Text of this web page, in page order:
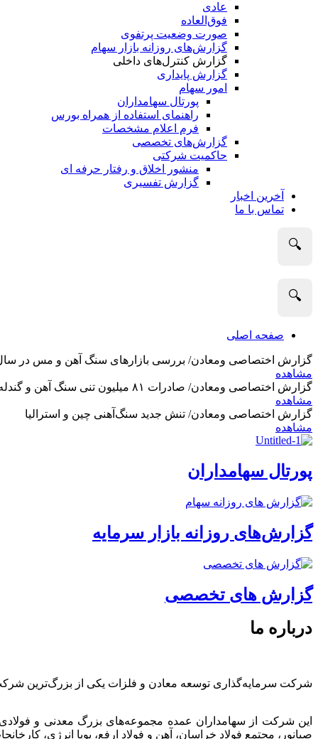
عادی
فوق‌العاده
صورت وضعیت پرتفوی
گزارش‌های روزانه بازار سهام
گزارش کنترل‌های داخلی
گزارش پایداری
امور سهام
پورتال سهامداران
راهنمای استفاده از همراه بورس
فرم اعلام مشخصات
گزارش‌های تخصصی
حاکمیت شرکتی
منشور اخلاق و رفتار حرفه­ ای
گزارش تفسیری
آخرین اخبار
تماس با ما
🔍
🔍
صفحه اصلی
گزارش اختصاصی ومعادن/ بررسی بازارهای سنگ آهن و مس در سال 2025 و نگاه تحلیلگران به
مشاهده
گزارش اختصاصی ومعادن/ صادرات ۸۱ میلیون تنی سنگ آهن و گندله استرالیا در ماه گذشته
مشاهده
گزارش اختصاصی ومعادن/ تنش جدید سنگ‌آهنی چین و استرالیا
مشاهده
پورتال سهامداران
گزارش‌های روزانه بازار سرمایه
گزارش های تخصصی
درباره ما
شرکت سرمایه‌گذاری توسعه معادن و فلزات یکی از بزرگ‌ترین
این شرکت از سهامداران عمده مجموعه‌های بزرگ معدنی و
صبانور، مجتمع فولاد خراسان، آهن و فولاد ارفع، پویا انرژی،